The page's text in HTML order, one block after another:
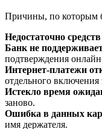
Причины, по которым
Недостаточно средств
Банк не
подтверждения
Интернет-платежи
отдельного
Истекло время
заново.
Ошибка в данных
имя держателя.